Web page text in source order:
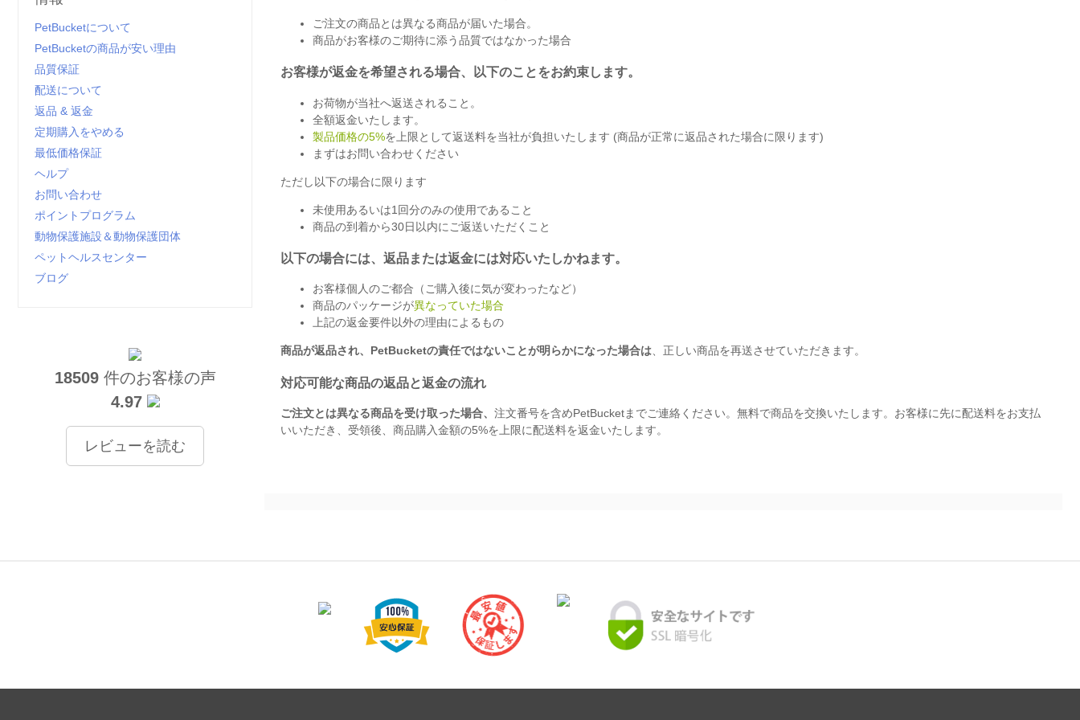
PetBucketについて
PetBucketの商品が安い理由
品質保証
配送について
返品 & 返金
定期購入をやめる
最低価格保証
ヘルプ
お問い合わせ
ポイントプログラム
動物保護施設＆動物保護団体
ペットヘルスセンター
ブログ
18509件のお客様の声
4.97
レビューを読む
ご注文の商品とは異なる商品が届いた場合。
商品がお客様のご期待に添う品質ではなかった場合
お客様が返金を希望される場合、以下のことをお約束します。
お荷物が当社へ返送されること。
全額返金いたします。
製品価格の5%を上限として返送料を当社が負担いたします (商品が正常に返品された場合に限ります)
まずはお問い合わせください
ただし以下の場合に限ります
未使用あるいは1回分のみの使用であること
商品の到着から30日以内にご返送いただくこと
以下の場合には、返品または返金には対応いたしかねます。
お客様個人のご都合（ご購入後に気が変わったなど）
商品のパッケージが異なっていた場合
上記の返金要件以外の理由によるもの
商品が返品され、PetBucketの責任ではないことが明らかになった場合は、正しい商品を再送させていただきます。
対応可能な商品の返品と返金の流れ
ご注文とは異なる商品を受け取った場合、 注文番号を含めPetBucketまでご連絡ください。無料で商品を交換いたします。お客様に先に配送料をお支払
いいただき、受領後、商品購入金額の5%を上限に配送料を返金いたします。